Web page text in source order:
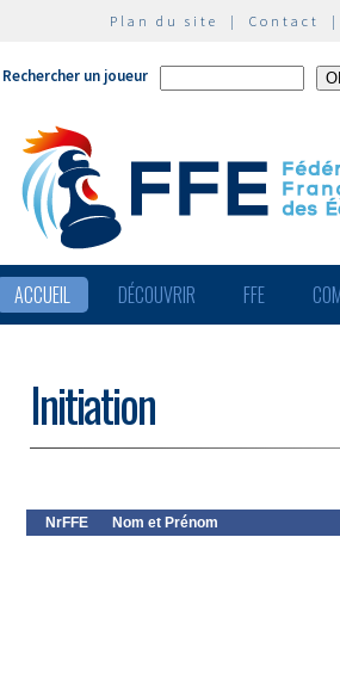
Plan du site | Contact
Rechercher un joueur
ACCUEIL DÉCOUVRIR FFE
Initiation
NrFFE Nom et Prénom